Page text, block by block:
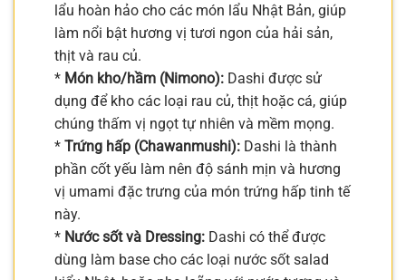
lẩu hoàn hảo cho các món lẩu Nhật Bản, giúp
làm nổi bật hương vị tươi ngon của hải sản,
thịt và rau củ.
* Món kho/hầm (Nimono): Dashi được sử
dụng để kho các loại rau củ, thịt hoặc cá, giúp
chúng thấm vị ngọt tự nhiên và mềm mọng.
* Trứng hấp (Chawanmushi): Dashi là thành
phần cốt yếu làm nên độ sánh mịn và hương
vị umami đặc trưng của món trứng hấp tinh tế
này.
* Nước sốt và Dressing: Dashi có thể được
dùng làm base cho các loại nước sốt salad